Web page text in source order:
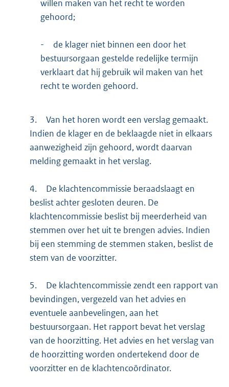
willen maken van het recht te worden
gehoord;
-
de klager niet binnen een door het
bestuursorgaan gestelde redelijke termijn
verklaart dat hij gebruik wil maken van het
recht te worden gehoord.
3.
Van het horen wordt een verslag gemaakt.
Indien de klager en de beklaagde niet in elkaars
aanwezigheid zijn gehoord, wordt daarvan
melding gemaakt in het verslag.
4.
De klachtencommissie beraadslaagt en
beslist achter gesloten deuren. De
klachtencommissie beslist bij meerderheid van
stemmen over het uit te brengen advies. Indien
bij een stemming de stemmen staken, beslist de
stem van de voorzitter.
5.
De klachtencommissie zendt een rapport van
bevindingen, vergezeld van het advies en
eventuele aanbevelingen, aan het
bestuursorgaan. Het rapport bevat het verslag
van de hoorzitting. Het advies en het verslag van
de hoorzitting worden ondertekend door de
voorzitter en de klachtencoördinator.